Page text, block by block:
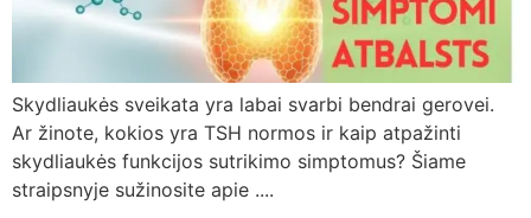
Skydliaukės sveikata yra labai svarbi bendrai gerovei.
Ar žinote, kokios yra TSH normos ir kaip atpažinti
skydliaukės funkcijos sutrikimo simptomus? Šiame
straipsnyje sužinosite apie ....